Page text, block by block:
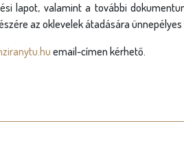
lapot, valamint a további
az oklevelek átadására
email-címen kérhető.